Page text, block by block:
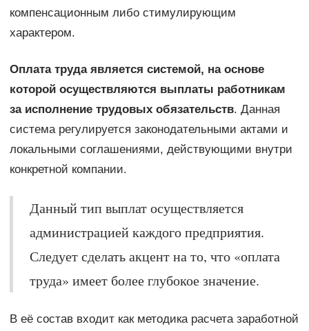
компенсационным либо стимулирующим
характером.
Оплата труда является системой, на основе
которой осуществляются выплаты работникам
за исполнение трудовых обязательств. Данная
система регулируется законодательными актами и
локальными соглашениями, действующими внутри
конкретной компании.
Данный тип выплат осуществляется
администрацией каждого предприятия.
Следует сделать акцент на то, что «оплата
труда» имеет более глубокое значение.
В её состав входит как методика расчета заработной